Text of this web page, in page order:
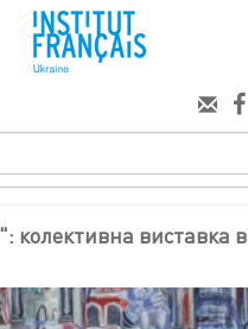
колективна виставка в